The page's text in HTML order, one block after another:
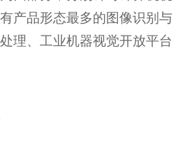
产品形态最多的图像识别与
理、工业机器视觉开放平台